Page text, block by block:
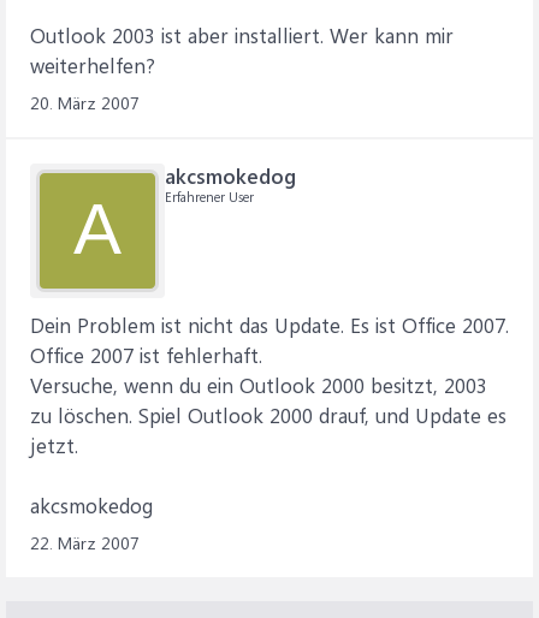
Outlook 2003 ist aber installiert. Wer kann mir
weiterhelfen?
20. März 2007
A
akcsmokedog
Erfahrener User
Dein Problem ist nicht das Update. Es ist Office 2007.
Office 2007 ist fehlerhaft.
Versuche, wenn du ein Outlook 2000 besitzt, 2003
zu löschen. Spiel Outlook 2000 drauf, und Update es
jetzt.
akcsmokedog
22. März 2007